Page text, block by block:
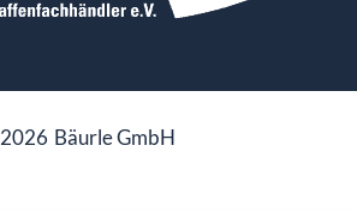
2026 Bäurle GmbH